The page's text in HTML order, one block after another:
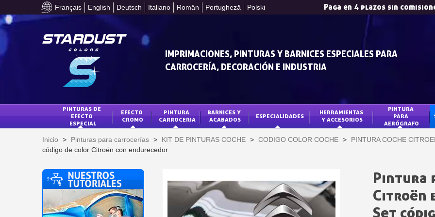
Français English Deutsch Italiano Român Portugheză Polski Paga en 4 plazos sin
Suscríbete al
Entrega en un
Obtenga su presupuesto
Gana puntos de
IMPRIMACIONES, PINTURAS Y BARNICES ESPECIALES PARA
CARROCERÍA, DECORACIÓN E INDUSTRIA
PINTURAS DE
EFECTO
ESPECIAL
EFECTO
CROMO
PINTURA
CARROCERIA
BARNICES Y
ACABADOS
ESPECIALIDADES
HERRAMIENTAS
Y ACCESORIOS
PINTURA
PARA
AERÓGRAFO
Inicio > Pinturas para carrocerías > KIT DE PINTURAS COCHE > CODIGO COLOR COCHE > PINTURA COCHE
código de color Citroën con endurecedor
Pintura
Citroën
Set